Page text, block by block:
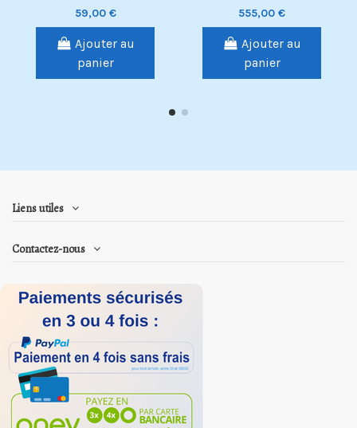
59,00 €
Ajouter au
panier
555,00 €
Ajouter au
panier
Liens utiles
Contactez-nous